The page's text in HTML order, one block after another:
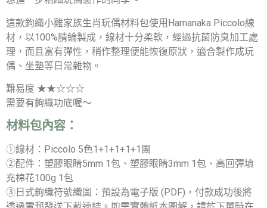
這款鉤織小雞家族生肖玩偶材料包使用Hamanaka Piccolo線
材，以100%腈綸製成，線材十分柔軟，經過抗菌防臭加工處
理，而且富有彈性，稍作整理便能恢復原狀，適合製作成玩
偶、坐墊等日常雜物。
難易度 ★★☆☆☆
需要有鉤織功底喔～
材料包內容：
①線材：Piccolo 5色1+1+1+1+1團
②配件：塑膠眼睛5mm 1包、塑膠眼睛3mm 1包、高回彈填
充棉花100g 1包
③日式鉤織符號織圖：預設為電子版 (PDF)，付款成功後將